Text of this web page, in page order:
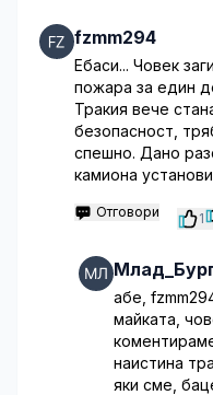
fzmm294
Ебаси... Човек
пожара за един
Тракия вече
безопасност,
спешно. Дано
камиона
Отговори 1
абе,
майката,
наистина
яки сме,